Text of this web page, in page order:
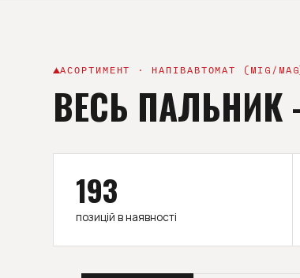
АСОРТИМЕНТ · НАПІВАВТОМАТ (MIG/
ВЕСЬ ПАЛЬНИК
193
позицій в наявності